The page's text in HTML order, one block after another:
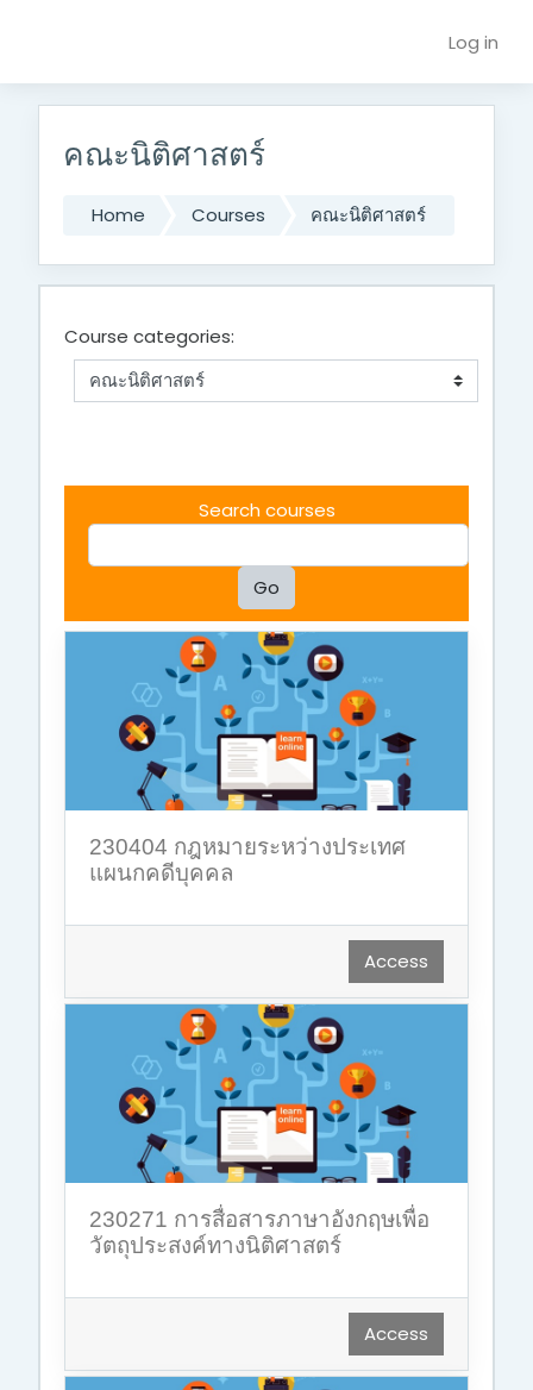
Log in
คณะนิติศาสตร์
Home Courses คณะนิติศาสตร์
Course categories:
Search courses
Go
230404 กฎหมายระหว่างประเทศ
แผนกคดีบุคคล
Access
230271 การสื่อสารภาษาอังกฤษเพื่อ
วัตถุประสงค์ทางนิติศาสตร์
Access